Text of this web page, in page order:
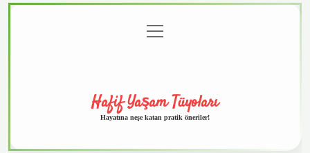
menüyü
aç
Hafif Yaşam Tüyoları
Hayatına neşe katan pratik öneriler!